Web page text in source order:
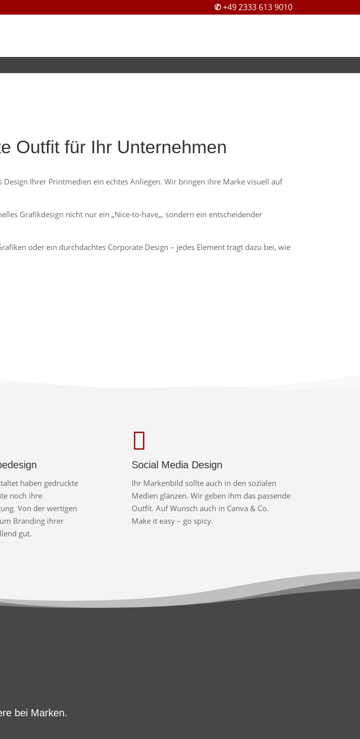
✆ +49 2333 613 9010
Outfit für Ihr Unternehmen
Ihrer Printmedien ein echtes Anliegen. Wir bringen ihre Marke visuell auf
Grafikdesign nicht nur ein „Nice-to-have„, sondern ein entscheidender
oder ein durchdachtes Corporate Design – jedes Element trägt dazu bei, wie
haben gedruckte
noch ihre
Von der wertigen
Branding ihrer
gut.

Social Media Design
Ihr Markenbild sollte auch in den sozialen
Medien glänzen. Wir geben ihm das passende
Outfit. Auf Wunsch auch in Canva & Co.
Make it easy – go spicy.
bei Marken.